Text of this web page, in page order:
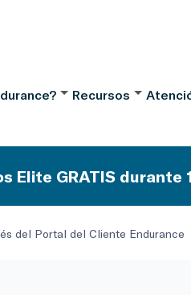
Recursos
Elite GRATIS durante
del Portal del Cliente Endurance